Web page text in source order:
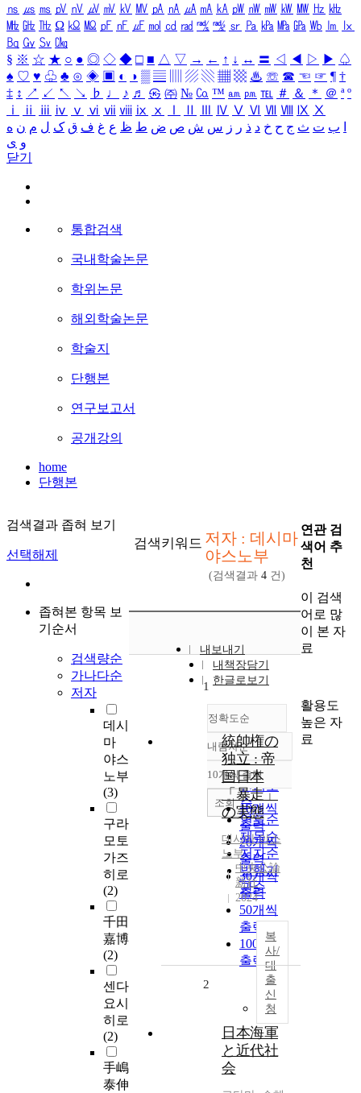
㎱ ㎲ ㎳ ㎴ ㎵ ㎶ ㎷ ㎸ ㎹ ㎀ ㎁ ㎂ ㎃ ㎄ ㎺ ㎻ ㎽ ㎾ ㎿ ㎐ ㎑
㎒ ㎓ ㎔ Ω ㏀ ㏁ ㎊ ㎋ ㎌ ㏖ ㏅ ㎭ ㎮ ㎯ ㏛ ㎩ ㎪ ㎫ ㎬ ㏝ ㏐
㏓
㏃ ㏉ ㏜ ㏆
§ ※ ☆ ★ ○ ● ◎ ◇ ◆ □ ■ △ ▽ → ← ↑ ↓ ↔ 〓 ◁ ◀ ▷ ▶ ♤
♠ ♡ ♥ ♧ ♣ ⊙ ◈ ▣ ◐ ◑ ▒ ▤ ▨ ▧ ▦ ▩ ♨ ☏ ☎ ☜ ☞ ¶ †
‡ ↕ ↗ ↙ ↖ ↘ ♭ ♩ ♪ ♬ ㉿ ㈜ № ㏇ ™ ㏂ ㏘ ℡ ＃ ＆ ＊ ＠ ª º
ⅰ
ⅱ ⅲ ⅳ ⅴ ⅵ ⅶ ⅷ ⅸ ⅹ Ⅳ Ⅴ Ⅵ Ⅶ Ⅷ Ⅸ Ⅹ
ب ت ث ج ح خ د ذ ر ز س ش ص ض ط ظ ع غ ف ق ک ل م ن ه
و ی
닫기
통합검색
국내학술논문
학위논문
해외학술논문
학술지
단행본
연구보고서
공개강의
home
단행본
검색결과 좁혀 보기
선택해제
좁혀본 항목 보
기순서
검색량순
가나다순
저자
데시
마
야스
노부
(3)
구라
모토
가즈
히로
(2)
千田
嘉博
(2)
센다
요시
히로
(2)
手嶋
泰伸
검색키워드 저자 : 데시마
야스노부
(검색결과 4 건)
내보내기
내책장담기
한글로보기
정확도순
정확도
순
인기도
순
연도순
제목순
저자순
발행기
관순
내림차순
내림차순
10개씩 출력
10개씩
출력
20개씩
출력
30개씩
출력
50개씩
출력
100개씩
출력
조회
1
統帥権の
独立 : 帝
国日本
「暴走」
の実態
데시마 야스
노부
中央公論
新社
2024
복
사/
대
출
신
청
2
日本海軍
と近代社
会
연관 검
색어 추
천
이 검색
어로 많
이 본 자
료
활용도
높은 자
료